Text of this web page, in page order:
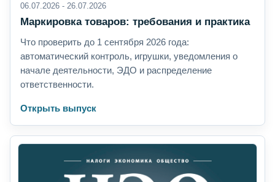
06.07.2026 - 26.07.2026
Маркировка товаров: требования и практика
Что проверить до 1 сентября 2026 года:
автоматический контроль, игрушки, уведомления о
начале деятельности, ЭДО и распределение
ответственности.
Открыть выпуск